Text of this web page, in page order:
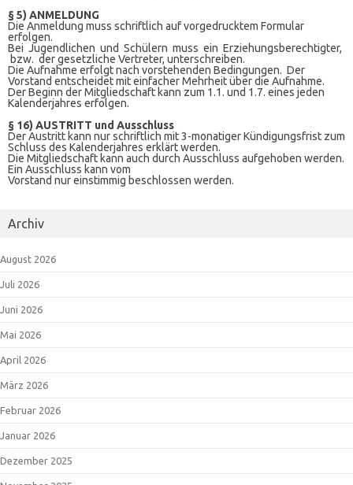
§ 5) ANMELDUNG
Die Anmeldung muss schriftlich auf vorgedrucktem Formular
erfolgen.
Bei Jugendlichen und Schülern muss ein Erziehungsberechtigter,
bzw. der gesetzliche Vertreter, unterschreiben.
Die Aufnahme erfolgt nach vorstehenden Bedingungen. Der
Vorstand entscheidet mit einfacher Mehrheit über die Aufnahme.
Der Beginn der Mitgliedschaft kann zum 1.1. und 1.7. eines jeden
Kalenderjahres erfolgen.
§ 16) AUSTRITT und Ausschluss
Der Austritt kann nur schriftlich mit 3-monatiger Kündigungsfrist zum
Schluss des Kalenderjahres erklärt werden.
Die Mitgliedschaft kann auch durch Ausschluss aufgehoben werden.
Ein Ausschluss kann vom
Vorstand nur einstimmig beschlossen werden.
Archiv
August 2026
Juli 2026
Juni 2026
Mai 2026
April 2026
März 2026
Februar 2026
Januar 2026
Dezember 2025